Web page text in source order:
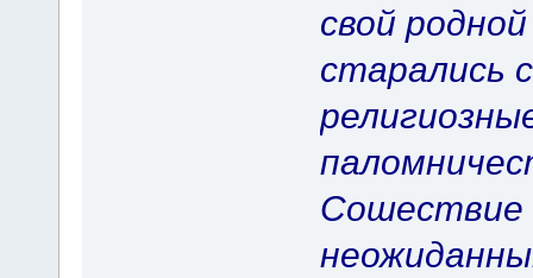
свой
старались
Сошествие